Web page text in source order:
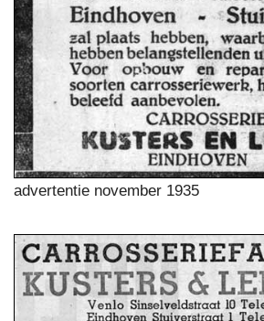
advertentie november 1935